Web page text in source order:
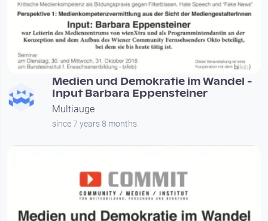
Medien und Demokratie im Wandel -
Input Barbara Eppensteiner
Multiauge
since 7 years 8 months